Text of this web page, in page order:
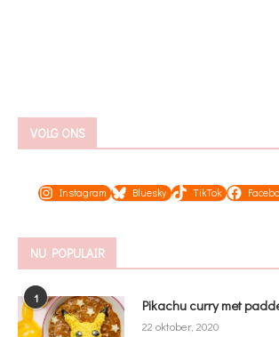
VOLG ONS
Instagram Bluesky TikTok
NU POPULAIR
1 Pikachu curry met
22 oktober, 2020